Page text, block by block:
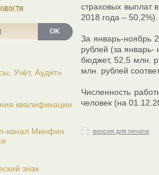
OK
Учёт, Аудит»
квалификации
канал Минфин
знак
страховых выплат
2018 года – 50,2%).
За январь-ноябрь
рублей (за
бюджет, 52,5 млн.
млн. рублей
Численность
человек (на
версия для печати